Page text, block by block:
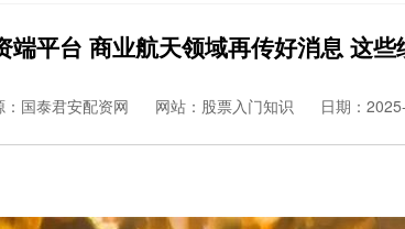
端平台 商业航天领域再传好消息 这
：国泰君安配资网 网站：股票入门知识 日期：